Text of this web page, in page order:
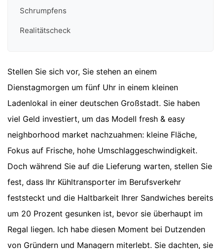
Schrumpfens
Realitätscheck
Stellen Sie sich vor, Sie stehen an einem
Dienstagmorgen um fünf Uhr in einem kleinen
Ladenlokal in einer deutschen Großstadt. Sie haben
viel Geld investiert, um das Modell fresh & easy
neighborhood market nachzuahmen: kleine Fläche,
Fokus auf Frische, hohe Umschlaggeschwindigkeit.
Doch während Sie auf die Lieferung warten, stellen Sie
fest, dass Ihr Kühltransporter im Berufsverkehr
feststeckt und die Haltbarkeit Ihrer Sandwiches bereits
um 20 Prozent gesunken ist, bevor sie überhaupt im
Regal liegen. Ich habe diesen Moment bei Dutzenden
von Gründern und Managern miterlebt. Sie dachten, sie